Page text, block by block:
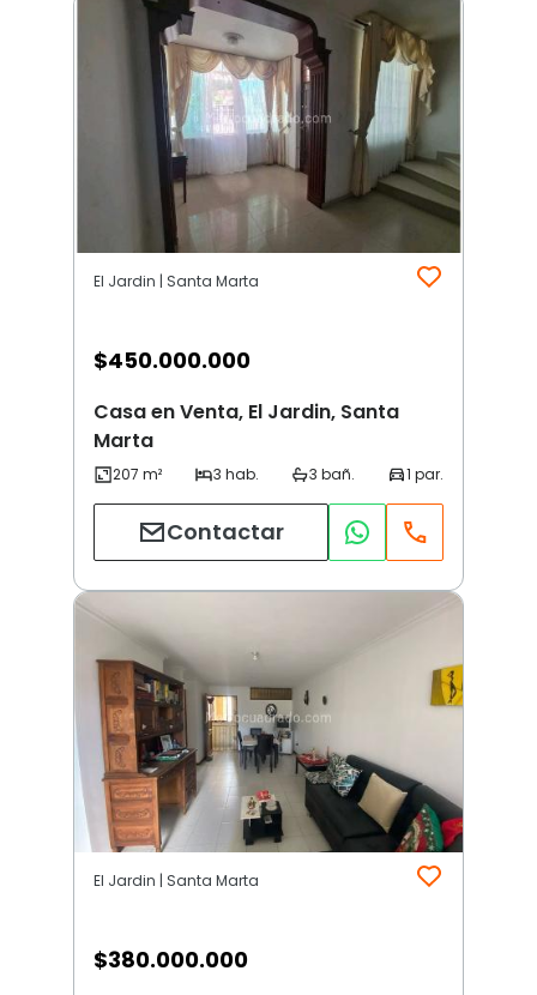
El Jardin | Santa Marta
$450.000.000
Casa en Venta, El Jardin, Santa
Marta
Contactar
El Jardin | Santa Marta
$380.000.000